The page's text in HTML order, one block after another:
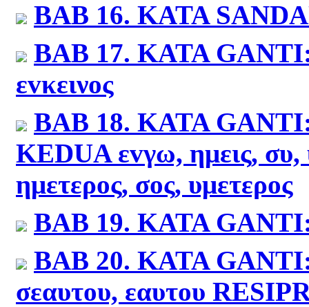
BAB 16. KATA
BAB 17. KATA
εvκεινος
BAB 18. KATA
KEDUA εvγω, ημεις, συ,
ημετερος, σος, υμετερος
BAB 19. KATA
BAB 20. KATA
σεαυτου, εαυτου